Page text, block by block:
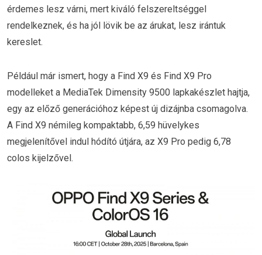
érdemes lesz várni, mert kiváló felszereltséggel
rendelkeznek, és ha jól lövik be az árukat, lesz irántuk
kereslet.
Például már ismert, hogy a Find X9 és Find X9 Pro
modelleket a MediaTek Dimensity 9500 lapkakészlet hajtja,
egy az előző generációhoz képest új dizájnba csomagolva.
A Find X9 némileg kompaktabb, 6,59 hüvelykes
megjelenítővel indul hódító útjára, az X9 Pro pedig 6,78
colos kijelzővel.